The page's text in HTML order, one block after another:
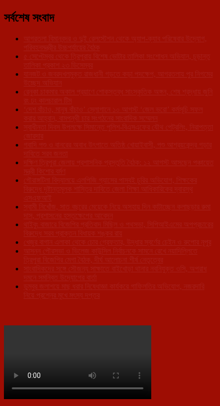
সর্বশেষ সংবাদ
আগরতলা বিমানবন্দর ও দুই রেলস্টেশন থেকে অ্যাপ-ক্যাব পরিষেবার উদ্যোগ,
পরিবহনমন্ত্রীর উচ্চপর্যায়ের বৈঠক
৫ সেপ্টেম্বর থেকে ত্রিপুরায় বিশেষ ভোটার তালিকা সংশোধন অভিযান, চূড়ান্ত
তালিকা প্রকাশ ২৩ ডিসেম্বর
যানজট ও জবরদখলমুক্ত রাজধানী গড়তে কড়া পদক্ষেপ, আগরতলায় পুর নিগমের
উচ্ছেদ অভিযান
রেনুকা চাকমার অকাল প্রয়াণে শোকস্তব্ধ সাংস্কৃতিক অঙ্গন, শেষ শ্রদ্ধায় জুনি
রং ঢং কালচারাল টিম
‘দেশ বাঁচাও, মানুষ বাঁচাও’ স্লোগানে ১০ আগস্ট ‘জেল ভরো’ কর্মসূচি সফল
করার আহ্বান, বামপন্থী চার সংগঠনের সাংবাদিক সম্মেলন
স্বাধীনতা দিবস উপলক্ষে সিমান্তে পুলিশ-বিএসএফের যৌথ পেট্রলিং, নিরাপত্তা
জোরদার
গবাদি পশু ও বানরের অবাধ উৎপাতে অতিষ্ঠ খোয়াইবাসী, পশু আশ্রয়কেন্দ্র গড়ার
দাবিতে সরব জনতা
দক্ষিণ ত্রিপুরা জেলায় প্রশাসনিক প্রস্তুতি বৈঠক: ১২ আগস্ট আসছেন পঞ্চায়েত
মন্ত্রী কিশোর বর্মণ
গৌরাঙ্গটিলা বিদ্যালয়ে এলপিজি গ্যাসের পাসবই চুরির অভিযোগ, শিক্ষকের
বিরুদ্ধে দৃষ্টান্তমূলক শাস্তির দাবিতে জেলা শিক্ষা আধিকারিকের দ্বারস্থ
এসএফআই
স্বামী নিখোঁজ, সাত বছরের মেয়েকে নিয়ে অসহায় দিন কাটাচ্ছেন কলাছড়ার রুমা
দাস, প্রশাসনের হস্তক্ষেপের আবেদন
থাইবুং বাজারে বিজেপির প্রতিবাদ মিছিল ও পথসভা, সিপিআইএমের অপপ্রচারের
বিরুদ্ধে সরব প্রাক্তন বিধায়ক শঙ্কর রায়
খেজুর বাগান এলাকা থেকে চোর গ্রেফতার, উদ্ধার স্বর্ণের চেইন ও রুপোর নূপুর
আসন্ন পৌরসভা ও ভিলেজ কাউন্সিল নির্বাচনকে সামনে রেখে নয়াদিল্লিতে
ত্রিপুরা বিজেপির মেগা বৈঠক, দীর্ঘ আলোচনা শীর্ষ নেতৃত্বের
সাংবাদিকদের সঙ্গে সৌজন্য সাক্ষাতে বাইখোড়া থানার নবনিযুক্ত ওসি, অপরাধ
দমনে সমন্বিত উদ্যোগের বার্তা
ডুম্বুর জলাশয়ে মাছ ধরার নিষেধাজ্ঞা কার্যকরে গাফিলতির অভিযোগ, নজরদারি
নিয়ে প্রশ্নের মুখে মৎস্য দপ্তর